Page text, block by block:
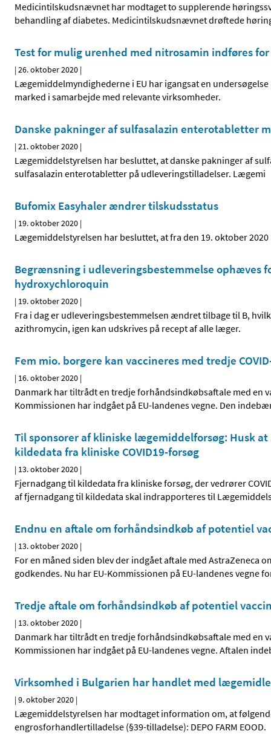
Medicintilskudsnævnet har modtaget to supplerende
behandling af diabetes. Medicintilskudsnævnet drøftede
Test for mulig urenhed med nitrosamin indføres
|26. oktober 2020 |
Lægemiddelmyndighederne i EU har igangsat en
marked i samarbejde med relevante virksomheder.
Danske pakninger af sulfasalazin enterotabletter
|21. oktober 2020 |
Lægemiddelstyrelsen har besluttet, at danske pakninger af
sulfasalazin enterotabletter på udleveringstilladelser. Lægemi
Bufomix Easyhaler ændrer tilskudsstatus
| 19. oktober 2020 |
Lægemiddelstyrelsen har besluttet, at fra den 19. oktober
Begrænsning i udleveringsbestemmelse
hydroxychloroquin
| 19. oktober 2020 |
Fra i dag er udleveringsbestemmelsen ændret tilbage til B,
azithromycin, igen kan udskrives på recept af alle læger.
Fem mio. borgere kan vaccineres med tredje
| 16. oktober 2020 |
Danmark har tiltrådt en tredje forhåndsindkøbsaftale med en
Kommissionen har indgået på EU-landenes vegne. Den
Til sponsorer af kliniske lægemiddelforsøg: Husk
kildedata fra kliniske COVID19-forsøg
| 13. oktober 2020 |
Fjernadgang til kildedata fra kliniske forsøg, der vedrører
af fjernadgang til kildedata skal indrapporteres til
Endnu en aftale om forhåndsindkøb af potentiel
| 13. oktober 2020 |
For en måned siden blev der indgået aftale med AstraZeneca
godkendes. Nu har EU-Kommissionen på EU-landenes
Tredje aftale om forhåndsindkøb af potentiel
| 13. oktober 2020 |
Danmark har tiltrådt en tredje forhåndsindkøbsaftale med en
Kommissionen har indgået på EU-landenes vegne. Aftalen
Virksomhed i Bulgarien har handlet med
|9. oktober 2020 |
Lægemiddelstyrelsen har modtaget information om, at
engrosforhandlertilladelse (§39-tilladelse): DEPO FARM EOOD.